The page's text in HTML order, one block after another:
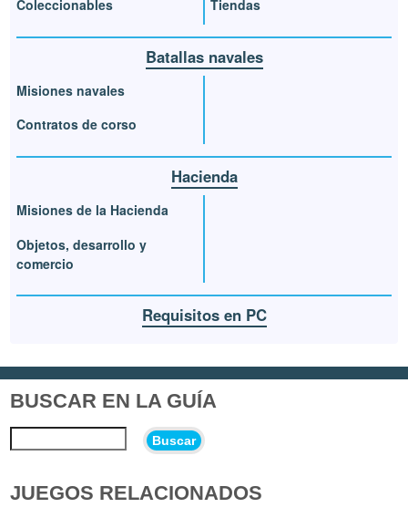
Coleccionables
Tiendas
Batallas navales
Misiones navales
Contratos de corso
Hacienda
Misiones de la Hacienda
Objetos, desarrollo y
comercio
Requisitos en PC
BUSCAR EN LA GUÍA
Buscar
JUEGOS RELACIONADOS